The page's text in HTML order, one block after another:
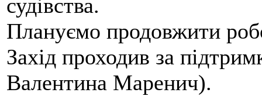
судівства.
Плануємо продовжити
Захід проходив за
Валентина Маренич).